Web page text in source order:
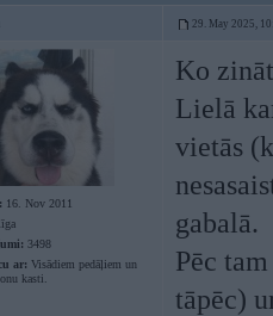
29. May 2025,
16. Nov 2011
3498
ar: Visādiem pedāļiem un
kasti.
Ko
Lielā
vietās
gabalā.
Pēc
tāpēc)